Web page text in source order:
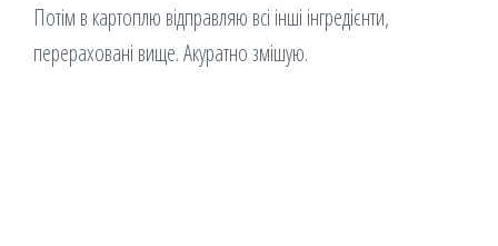
Потім в картоплю відправляю всі інші інгредієнти,
перераховані вище. Акуратно змішую.